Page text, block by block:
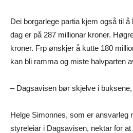
Dei borgarlege partia kjem også til
dag er på 287 millionar kroner.
kroner. Frp ønskjer å kutte 180
kan bli ramma og miste halvparten
– Dagsavisen bør skjelve i
Helge Simonnes, som er ansvarleg
styreleiar i Dagsavisen, nektar for